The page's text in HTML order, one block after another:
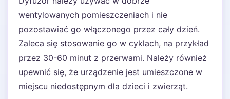
wentylowanych pomieszczeniach i nie
pozostawiać go włączonego przez cały dzień.
Zaleca się stosowanie go w cyklach, na przykład
przez 30-60 minut z przerwami. Należy również
upewnić się, że urządzenie jest umieszczone w
miejscu niedostępnym dla dzieci i zwierząt.